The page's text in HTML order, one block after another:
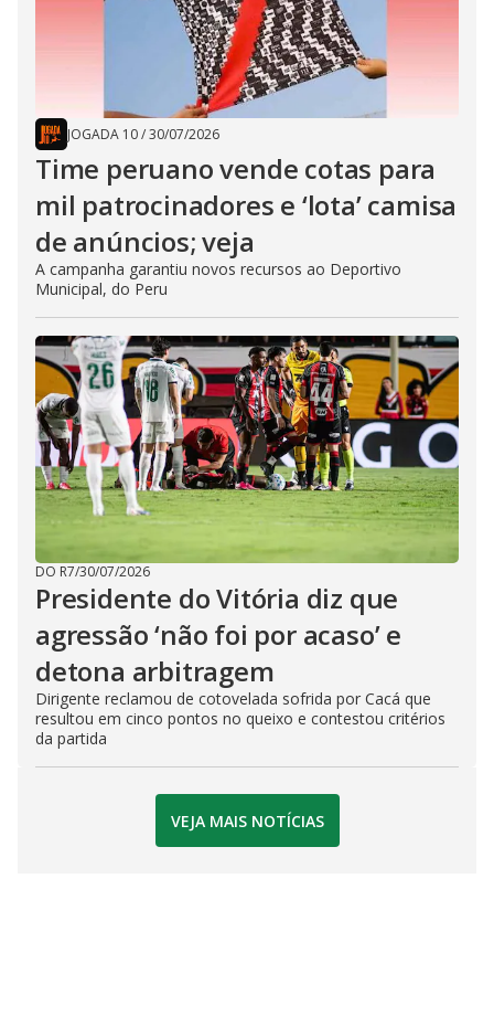
JOGADA 10/30/07/2026
Time peruano vende cotas para
mil patrocinadores e ‘lota’ camisa
de anúncios; veja
A campanha garantiu novos recursos ao Deportivo
Municipal, do Peru
DO R7/30/07/2026
Presidente do Vitória diz que
agressão ‘não foi por acaso’ e
detona arbitragem
Dirigente reclamou de cotovelada sofrida por Cacá que
resultou em cinco pontos no queixo e contestou critérios
da partida
VEJA MAIS NOTÍCIAS